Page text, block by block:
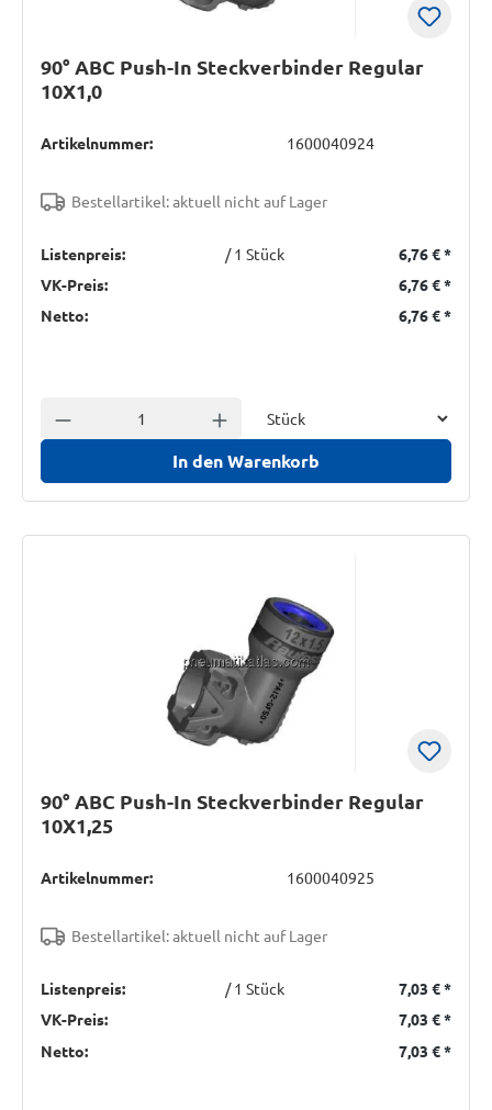
90° ABC Push-In Steckverbinder Regular
10X1,0
Artikelnummer: 1600040924
Bestellartikel: aktuell nicht auf Lager
Listenpreis: / 1 Stück 6,76 €*
VK-Preis:
6,76 €*
Netto:
6,76 €*
Anzahl verringern Anzahl erhöhen
In den Warenkorb
90° ABC Push-In Steckverbinder Regular
10X1,25
Artikelnummer: 1600040925
Bestellartikel: aktuell nicht auf Lager
Listenpreis: / 1 Stück 7,03 €*
VK-Preis:
7,03 €*
Netto:
7,03 €*